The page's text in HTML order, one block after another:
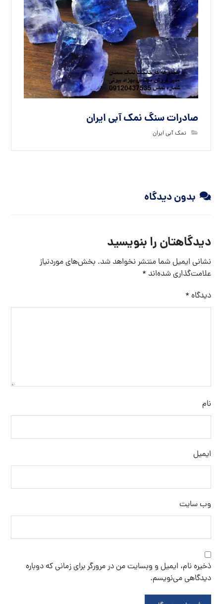
صادرات سنگ نمک آبی ایران
نمک آبی ایران
بدون دیدگاه
دیدگاهتان را بنویسید
نشانی ایمیل شما منتشر نخواهد شد. بخش‌های موردنیاز
علامت‌گذاری شده‌اند *
دیدگاه *
نام
ایمیل
وب‌ سایت
ذخیره نام، ایمیل و وبسایت من در مرورگر برای زمانی که دوباره
دیدگاهی می‌نویسم.